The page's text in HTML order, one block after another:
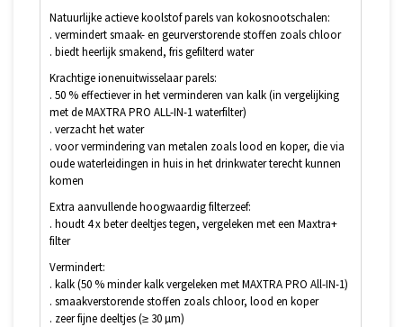
Natuurlijke actieve koolstof parels van kokosnootschalen:
. vermindert smaak- en geurverstorende stoffen zoals chloor
. biedt heerlijk smakend, fris gefilterd water
Krachtige ionenuitwisselaar parels:
. 50 % effectiever in het verminderen van kalk (in vergelijking
met de MAXTRA PRO ALL-IN-1 waterfilter)
. verzacht het water
. voor vermindering van metalen zoals lood en koper, die via
oude waterleidingen in huis in het drinkwater terecht kunnen
komen
Extra aanvullende hoogwaardig filterzeef:
. houdt 4 x beter deeltjes tegen, vergeleken met een Maxtra+
filter
Vermindert:
. kalk (50 % minder kalk vergeleken met MAXTRA PRO All-IN-1)
. smaakverstorende stoffen zoals chloor, lood en koper
. zeer fijne deeltjes (≥ 30 µm)